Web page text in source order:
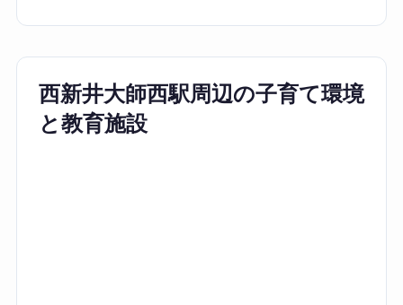
西新井大師西駅周辺の子育て環境
と教育施設